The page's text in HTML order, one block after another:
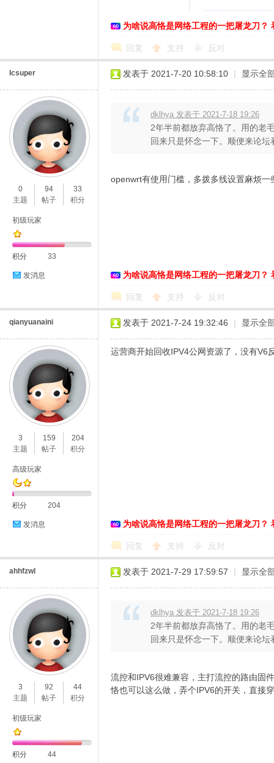
为啥说高恪是网络工程的一把屠龙刀？
回复 支持 反对
lcsuper
0
主题
94
帖子
33
积分
初级玩家
积分 33
发消息
发表于 2021-7-20 10:58:10 | 显示全
dklhya 发表于 2021-7-18 19:26
2年半前都放弃高恪了。用的老
回来只是怀念一下。顺便来论
openwrt有使用门槛，多拨多线设置麻烦
为啥说高恪是网络工程的一把屠龙刀？
回复 支持 反对
qianyuanaini
3
主题
159
帖子
204
积分
高级玩家
积分 204
发消息
发表于 2021-7-24 19:32:46 | 显示全
运营商开始回收IPV4公网资源了，没有V6
为啥说高恪是网络工程的一把屠龙刀？
回复 支持 反对
ahhfzwl
3
主题
92
帖子
44
积分
初级玩家
积分 44
发表于 2021-7-29 17:59:57 | 显示全
dklhya 发表于 2021-7-18 19:26
2年半前都放弃高恪了。用的老
回来只是怀念一下。顺便来论
流控和IPV6很难兼容，主打流控的路由固
恪也可以这么做，弄个IPV6的开关，直接